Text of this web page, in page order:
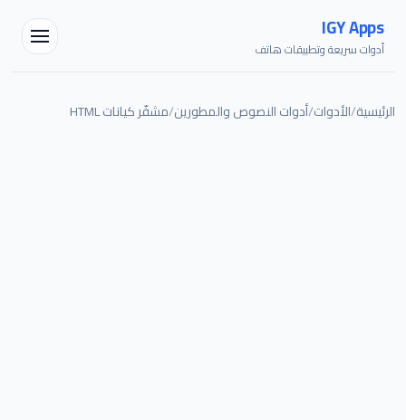
IGY Apps
أدوات سريعة وتطبيقات هاتف
الرئيسية/الأدوات/أدوات النصوص والمطورين/مشفّر كيانات HTML